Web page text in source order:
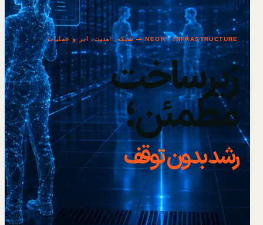
NEOR / INFRASTRUCTURE — شبکه، امنیت، ابر و عملیات
زیرساخت
مطمئن؛
رشد بدون توقف